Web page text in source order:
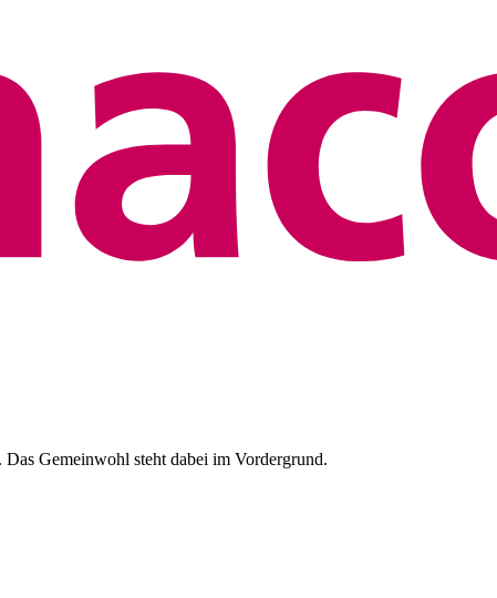
Gemeinwohl steht dabei im Vordergrund.